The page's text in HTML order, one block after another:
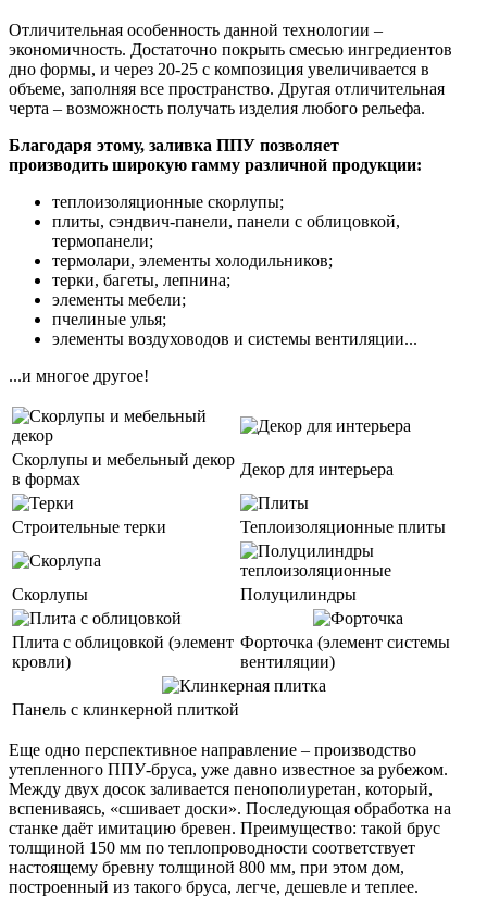
Отличительная особенность данной технологии –
экономичность. Достаточно покрыть смесью ингредиентов
дно формы, и через 20-25 с композиция увеличивается в
объеме, заполняя все пространство. Другая отличительная
черта – возможность получать изделия любого рельефа.
Благодаря этому, заливка ППУ позволяет
производить широкую гамму различной продукции:
теплоизоляционные скорлупы;
плиты, сэндвич-панели, панели с облицовкой,
термопанели;
термолари, элементы холодильников;
терки, багеты, лепнина;
элементы мебели;
пчелиные улья;
элементы воздуховодов и системы вентиляции...
...и многое другое!
Скорлупы и мебельный декор
в формах
Декор для интерьера
Строительные терки Теплоизоляционные плиты
Скорлупы Полуцилиндры
Плита с облицовкой (элемент
кровли)
Форточка (элемент системы
вентиляции)
Панель с клинкерной плиткой
Еще одно перспективное направление – производство
утепленного ППУ-бруса, уже давно известное за рубежом.
Между двух досок заливается пенополиуретан, который,
вспениваясь, «сшивает доски». Последующая обработка на
станке даёт имитацию бревен. Преимущество: такой брус
толщиной 150 мм по теплопроводности соответствует
настоящему бревну толщиной 800 мм, при этом дом,
построенный из такого бруса, легче, дешевле и теплее.